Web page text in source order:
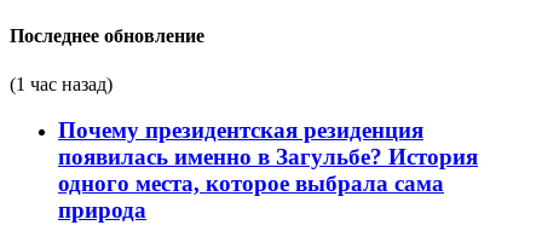
Последнее обновление
(1 час назад)
Почему президентская резиденция
появилась именно в Загульбе? История
одного места, которое выбрала сама
природа